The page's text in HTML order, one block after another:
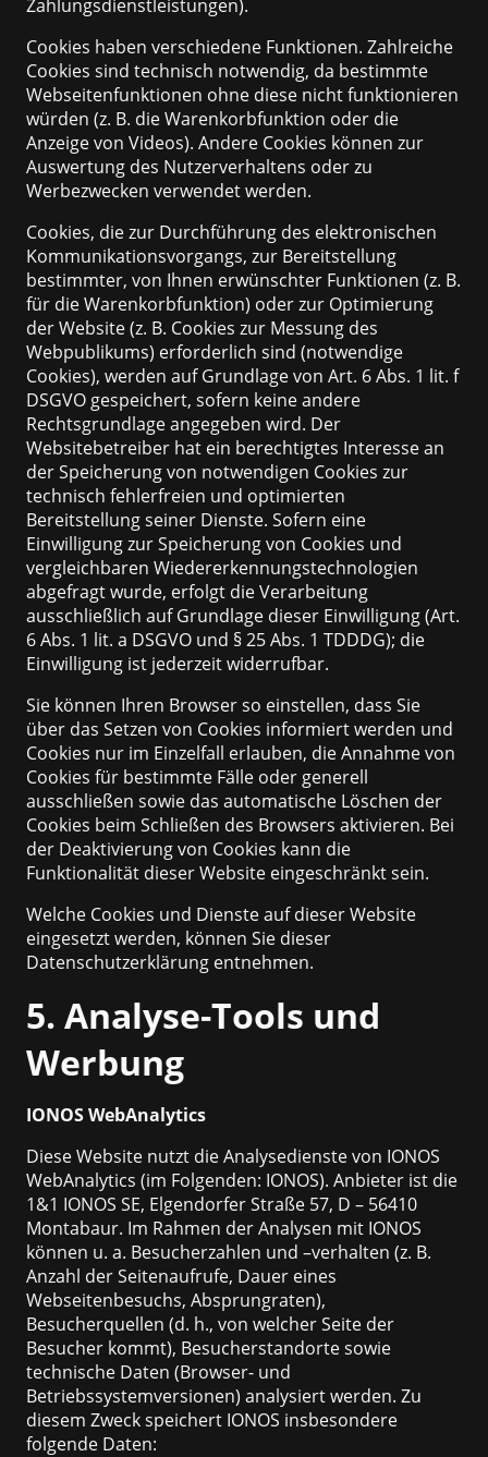
Zahlungsdienstleistungen).
Cookies haben verschiedene Funktionen. Zahlreiche
Cookies sind technisch notwendig, da bestimmte
Webseitenfunktionen ohne diese nicht funktionieren
würden (z. B. die Warenkorbfunktion oder die
Anzeige von Videos). Andere Cookies können zur
Auswertung des Nutzerverhaltens oder zu
Werbezwecken verwendet werden.
Cookies, die zur Durchführung des elektronischen
Kommunikationsvorgangs, zur Bereitstellung
bestimmter, von Ihnen erwünschter Funktionen (z. B.
für die Warenkorbfunktion) oder zur Optimierung
der Website (z. B. Cookies zur Messung des
Webpublikums) erforderlich sind (notwendige
Cookies), werden auf Grundlage von Art. 6 Abs. 1 lit. f
DSGVO gespeichert, sofern keine andere
Rechtsgrundlage angegeben wird. Der
Websitebetreiber hat ein berechtigtes Interesse an
der Speicherung von notwendigen Cookies zur
technisch fehlerfreien und optimierten
Bereitstellung seiner Dienste. Sofern eine
Einwilligung zur Speicherung von Cookies und
vergleichbaren Wiedererkennungstechnologien
abgefragt wurde, erfolgt die Verarbeitung
ausschließlich auf Grundlage dieser Einwilligung (Art.
6 Abs. 1 lit. a DSGVO und § 25 Abs. 1 TDDDG); die
Einwilligung ist jederzeit widerrufbar.
Sie können Ihren Browser so einstellen, dass Sie
über das Setzen von Cookies informiert werden und
Cookies nur im Einzelfall erlauben, die Annahme von
Cookies für bestimmte Fälle oder generell
ausschließen sowie das automatische Löschen der
Cookies beim Schließen des Browsers aktivieren. Bei
der Deaktivierung von Cookies kann die
Funktionalität dieser Website eingeschränkt sein.
Welche Cookies und Dienste auf dieser Website
eingesetzt werden, können Sie dieser
Datenschutzerklärung entnehmen.
5. Analyse-Tools und
Werbung
IONOS WebAnalytics
Diese Website nutzt die Analysedienste von IONOS
WebAnalytics (im Folgenden: IONOS). Anbieter ist die
1&1 IONOS SE, Elgendorfer Straße 57, D – 56410
Montabaur. Im Rahmen der Analysen mit IONOS
können u. a. Besucherzahlen und –verhalten (z. B.
Anzahl der Seitenaufrufe, Dauer eines
Webseitenbesuchs, Absprungraten),
Besucherquellen (d. h., von welcher Seite der
Besucher kommt), Besucherstandorte sowie
technische Daten (Browser- und
Betriebssystemversionen) analysiert werden. Zu
diesem Zweck speichert IONOS insbesondere
folgende Daten: